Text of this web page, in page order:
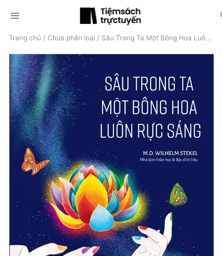
menu
Trang chủ / Chưa phân loại / Sâu Trong Ta Một Bông Hoa Luôn Rực Sáng